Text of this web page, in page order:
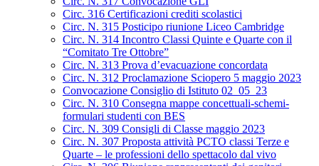
Circ. 316 Certificazioni crediti scolastici
Circ. N. 315 Posticipo riunione Liceo Cambridge
Circ. N. 314 Incontro Classi Quinte e Quarte con il
“Comitato Tre Ottobre”
Circ. N. 313 Prova d’evacuazione concordata
Circ. N. 312 Proclamazione Sciopero 5 maggio 2023
Convocazione Consiglio di Istituto 02_05_23
Circ. N. 310 Consegna mappe concettuali-schemi-
formulari studenti con BES
Circ. N. 309 Consigli di Classe maggio 2023
Circ. N. 307 Proposta attività PCTO classi Terze e
Quarte – le professioni dello spettacolo dal vivo